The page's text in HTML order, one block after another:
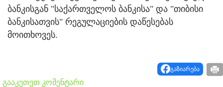
ბანკისგან "საქართველოს ბანკისა" და "თიბისი
ბანკისათვის" რეგულაციების დაწესებას
მოითხოვეს.
გაზიარება
გააკეთეთ კომენტარი